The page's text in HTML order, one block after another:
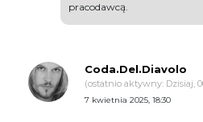
pracodawcą.
Coda.Del.Diavolo
(ostatnio aktywny: Dzisiaj,
7 kwietnia 2025, 18:30